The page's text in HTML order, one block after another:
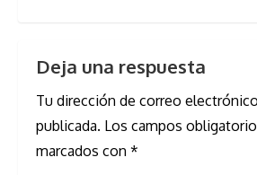
Deja una respuesta
Tu dirección de correo
publicada. Los campos
marcados con *